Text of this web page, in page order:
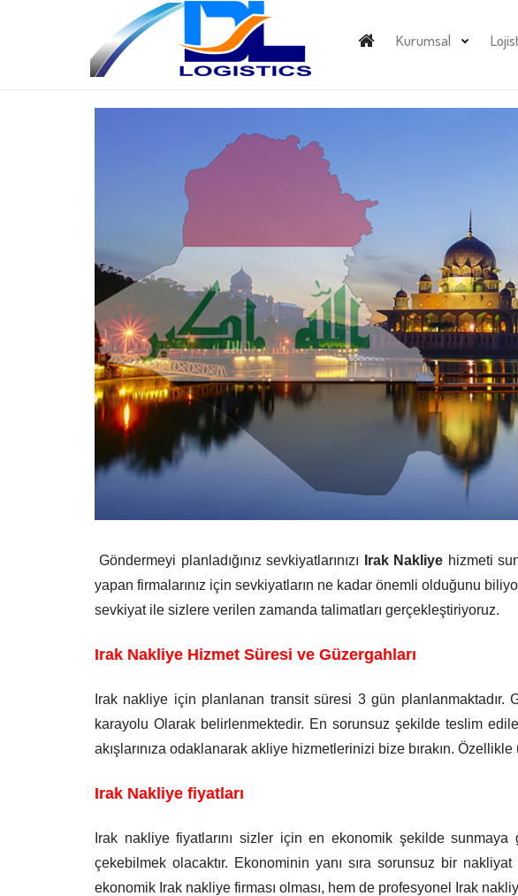
Kurumsal
Göndermeyi planladığınız sevkiyatlarınızı Irak Nakliye hizmeti
yapan firmalarınız için sevkiyatların ne kadar önemli olduğunu
sevkiyat ile sizlere verilen zamanda talimatları gerçekleştiriyoruz.
Irak Nakliye Hizmet Süresi ve Güzergahları
Irak nakliye için planlanan transit süresi 3 gün
karayolu Olarak belirlenmektedir. En sorunsuz şekilde teslim
akışlarınıza odaklanarak akliye hizmetlerinizi bize bırakın.
Irak Nakliye fiyatları
Irak nakliye fiyatlarını sizler için en ekonomik şekilde
çekebilmek olacaktır. Ekonominin yanı sıra sorunsuz bir
ekonomik Irak nakliye firması olması, hem de profesyonel Irak